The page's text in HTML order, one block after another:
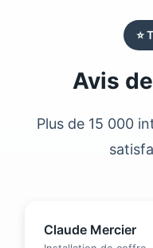
⭐
Avis
Plus de 15 000
Claude Mercier